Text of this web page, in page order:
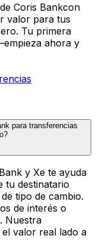
Coris Bankcon
valor para tus
Tu primera
ahora y
para transferencias
y Xe te ayuda
tu destinatario
tipo de cambio.
de interés o
Nuestra
valor real lado a